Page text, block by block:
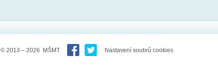
© 2013 – 2026 MŠMT Nastavení soubrů cookies